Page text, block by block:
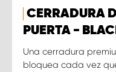
CERRADURA
PUERTA -
Una cerradura
bloquea cada vez